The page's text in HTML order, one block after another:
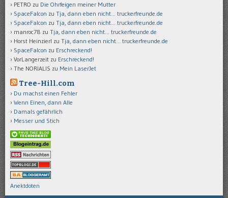
PETRO zu Die Ohrfeigen meiner Mutter
SpaceFalcon zu Tja, dann eben nicht… truckerfreunde.de
SpaceFalcon zu Tja, dann eben nicht… truckerfreunde.de
manroc78 zu Tja, dann eben nicht… truckerfreunde.de
Horst Heinzierl zu Tja, dann eben nicht… truckerfreunde.de
SpaceFalcon zu Erschreckend!
VorLangerzeit zu Erschreckend!
The NORIALIS zu Mein LaserJet
Tree-Hill.com
Du machst einen Fehler
Wenn Einen, dann Alle
Damals gefährlich
Messer und Stich
Anektdoten